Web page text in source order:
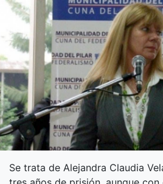
Se trata de Alejandra Claudia